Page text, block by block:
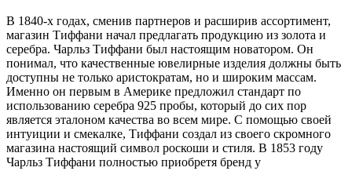
В 1840-х годах, сменив партнеров и расширив ассортимент,
магазин Тиффани начал предлагать продукцию из золота и
серебра. Чарльз Тиффани был настоящим новатором. Он
понимал, что качественные ювелирные изделия должны быть
доступны не только аристократам, но и широким массам.
Именно он первым в Америке предложил стандарт по
использованию серебра 925 пробы, который до сих пор
является эталоном качества во всем мире. С помощью своей
интуиции и смекалке, Тиффани создал из своего скромного
магазина настоящий символ роскоши и стиля. В 1853 году
Чарльз Тиффани полностью приобретя бренд у